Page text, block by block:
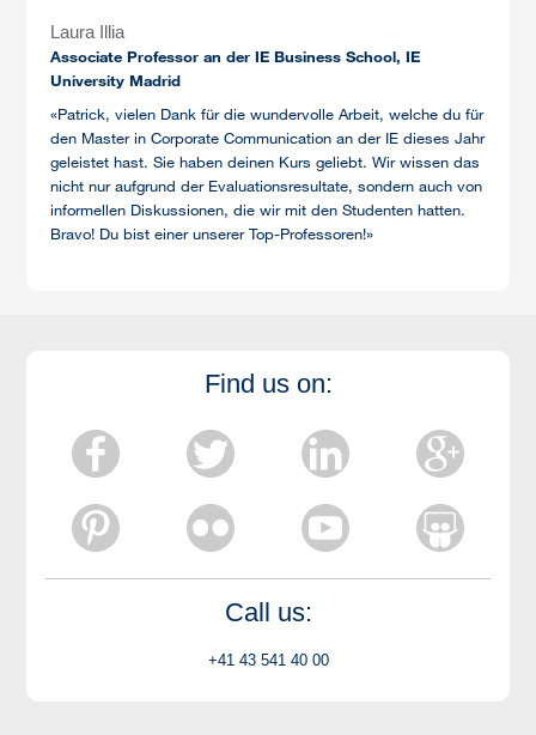
Laura Illia
Associate Professor an der IE Business School, IE
University Madrid
«Patrick, vielen Dank für die wundervolle Arbeit, welche du für
den Master in Corporate Communication an der IE dieses Jahr
geleistet hast. Sie haben deinen Kurs geliebt. Wir wissen das
nicht nur aufgrund der Evaluationsresultate, sondern auch von
informellen Diskussionen, die wir mit den Studenten hatten.
Bravo! Du bist einer unserer Top-Professoren!»
Find us on:
Call us:
+41 43 541 40 00